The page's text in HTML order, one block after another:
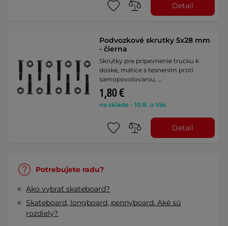
Detail
Podvozkové skrutky 5x28 mm
- čierna
Skrutky pre pripevnenie trucku k
doske, matice s tesnením proti
samopovolovaniu, …
1,80 €
na sklade – 10.8. u Vás
Detail
Potrebujete radu?
Ako vybrať skateboard?
Skateboard, longboard, pennyboard. Aké sú
rozdiely?